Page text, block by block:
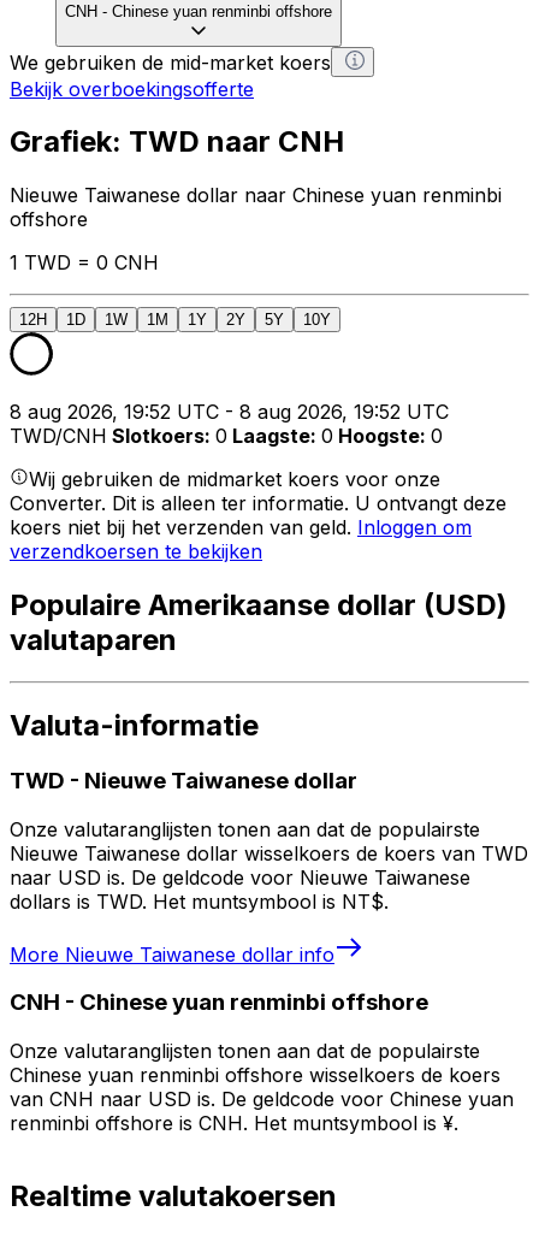
CNH - Chinese yuan renminbi offshore
We gebruiken de mid-market koers
Bekijk overboekingsofferte
Grafiek: TWD naar CNH
Nieuwe Taiwanese dollar naar Chinese yuan renminbi
offshore
1 TWD = 0 CNH
12H 1D 1W 1M 1Y 2Y 5Y 10Y
8 aug 2026, 19:52 UTC - 8 aug 2026, 19:52 UTC
TWD/CNH Slotkoers: 0 Laagste: 0 Hoogste: 0
Wij gebruiken de midmarket koers voor onze
Converter. Dit is alleen ter informatie. U ontvangt deze
koers niet bij het verzenden van geld. Inloggen om
verzendkoersen te bekijken
Populaire Amerikaanse dollar (USD)
valutaparen
Valuta-informatie
TWD - Nieuwe Taiwanese dollar
Onze valutaranglijsten tonen aan dat de populairste
Nieuwe Taiwanese dollar wisselkoers de koers van TWD
naar USD is. De geldcode voor Nieuwe Taiwanese
dollars is TWD. Het muntsymbool is NT$.
More Nieuwe Taiwanese dollar info
CNH - Chinese yuan renminbi offshore
Onze valutaranglijsten tonen aan dat de populairste
Chinese yuan renminbi offshore wisselkoers de koers
van CNH naar USD is. De geldcode voor Chinese yuan
renminbi offshore is CNH. Het muntsymbool is ¥.
Realtime valutakoersen